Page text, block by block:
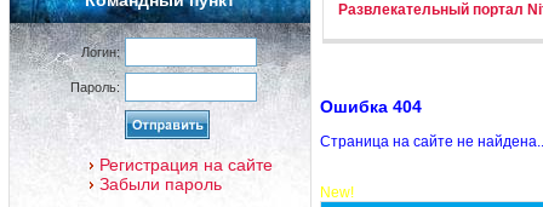
Логин:
Пароль:
Регистрация на сайте
Забыли пароль
Развлекательный портал
Ошибка 404
Страница на сайте не
New!